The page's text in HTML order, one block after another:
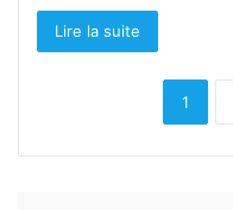
Lire la suite
1